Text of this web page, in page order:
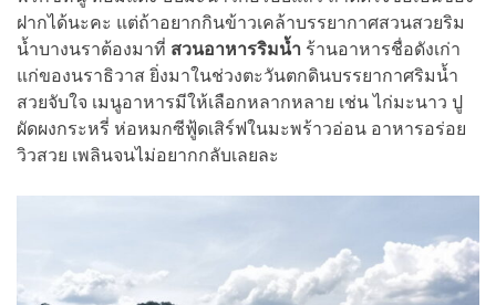
ฝากได้นะคะ แต่ถ้าอยากกินข้าวเคล้าบรรยากาศสวนสวยริม
น้ำบางนราต้องมาที่ สวนอาหารริมน้ำ ร้านอาหารชื่อดังเก่า
แก่ของนราธิวาส ยิ่งมาในช่วงตะวันตกดินบรรยากาศริมน้ำ
สวยจับใจ เมนูอาหารมีให้เลือกหลากหลาย เช่น ไก่มะนาว ปู
ผัดผงกระหรี่ ห่อหมกซีฟู้ดเสิร์ฟในมะพร้าวอ่อน อาหารอร่อย
วิวสวย เพลินจนไม่อยากกลับเลยละ